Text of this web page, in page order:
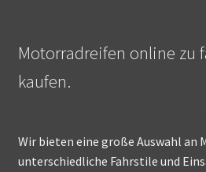
Motorradreifen online zu
kaufen.
Wir bieten eine große Auswahl an
unterschiedliche Fahrstile und